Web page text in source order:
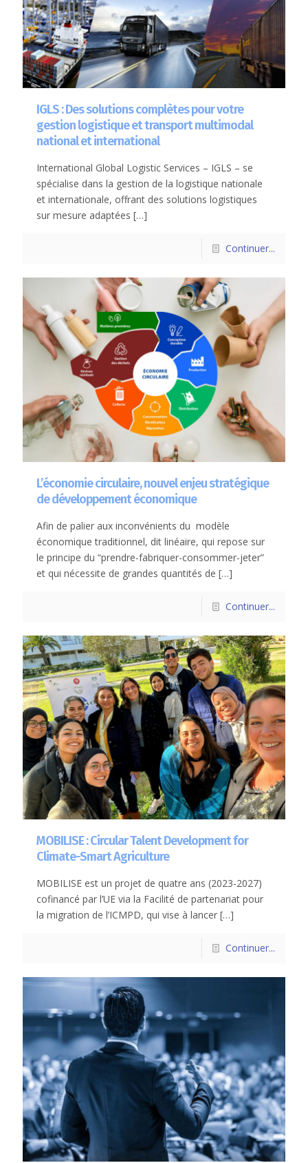
IGLS : Des solutions complètes pour votre
gestion logistique et transport multimodal
national et international
International Global Logistic Services – IGLS – se
spécialise dans la gestion de la logistique nationale
et internationale, offrant des solutions logistiques
sur mesure adaptées […]
Continuer...
L’économie circulaire, nouvel enjeu stratégique
de développement économique
Afin de palier aux inconvénients du modèle
économique traditionnel, dit linéaire, qui repose sur
le principe du “prendre-fabriquer-consommer-jeter”
et qui nécessite de grandes quantités de […]
Continuer...
MOBILISE : Circular Talent Development for
Climate-Smart Agriculture
MOBILISE est un projet de quatre ans (2023-2027)
cofinancé par l’UE via la Facilité de partenariat pour
la migration de l’ICMPD, qui vise à lancer […]
Continuer...